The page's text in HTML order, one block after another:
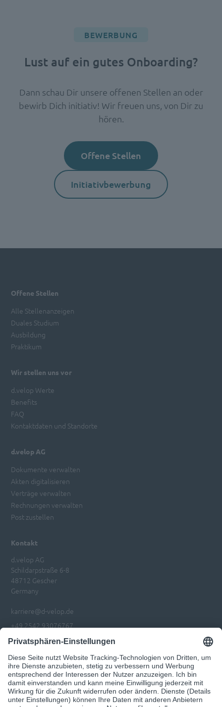
BEWERBUNG
Lust auf ein gutes Onboarding?
Dann schau Dir unsere offenen Stellen an oder
bewirb Dich initiativ! Wir freuen uns, von Dir zu
hören.
Offene Stellen
Initiativbewerbung
Kontakt
d.velop AG
Schildarpstraße 6-8
48712 Gescher
Germany
karriere@d-velop.de
+49 2542 93076767
Offene Stellen
Alle Stellenanzeigen
Duales Studium
Ausbildung
Praktikum
Wir stellen uns vor
d.velop Werte
Benefits
FAQ
Kontaktdaten und Standorte
d.velop AG
Dokumente verwalten
Akten digitalisieren
Verträge verwalten
Rechnungen verwalten
Post zustellen